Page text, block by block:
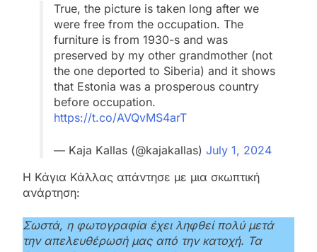
True, the picture is taken long after we
were free from the occupation. The
furniture is from 1930-s and was
preserved by my other grandmother (not
the one deported to Siberia) and it shows
that Estonia was a prosperous country
before occupation.
https://t.co/AVQvMS4arT
— Kaja Kallas (@kajakallas) July 1, 2024
Η Κάγια Κάλλας απάντησε με μια σκωπτική
ανάρτηση:
Σωστά, η φωτογραφία έχει ληφθεί πολύ μετά
την απελευθέρωσή μας από την κατοχή. Τα